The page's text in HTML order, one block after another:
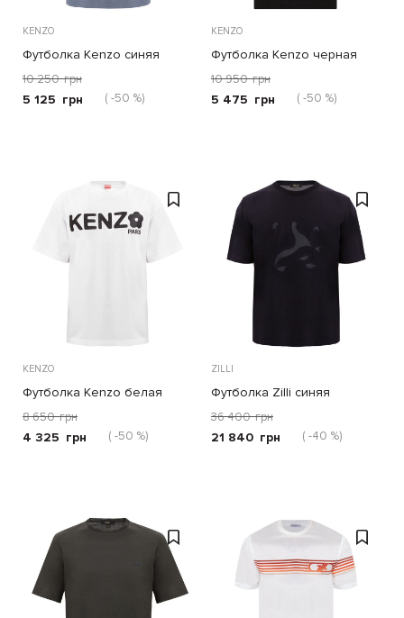
KENZO
Футболка Kenzo синяя
10 250 грн
5 125 грн ( -50 %)
KENZO
Футболка Kenzo черная
10 950 грн
5 475 грн ( -50 %)
KENZO
Футболка Kenzo белая
8 650 грн
4 325 грн ( -50 %)
ZILLI
Футболка Zilli синяя
36 400 грн
21 840 грн ( -40 %)